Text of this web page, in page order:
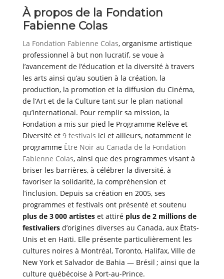
À propos de la Fondation
Fabienne Colas
La Fondation Fabienne Colas, organisme artistique
professionnel à but non lucratif, se voue à
l’avancement de l’éducation et la diversité à travers
les arts ainsi qu’au soutien à la création, la
production, la promotion et la diffusion du Cinéma,
de l’Art et de la Culture tant sur le plan national
qu’international. Pour remplir sa mission, la
Fondation a mis sur pied le Programme Relève et
Diversité et 9 festivals ici et ailleurs, notamment le
programme Être Noir au Canada de la Fondation
Fabienne Colas, ainsi que des programmes visant à
briser les barrières, à célébrer la diversité, à
favoriser la solidarité, la compréhension et
l’inclusion. Depuis sa création en 2005, ses
programmes et festivals ont présenté et soutenu
plus de 3 000 artisteset attiré plus de 2 millions de
festivaliersd’origines diverses au Canada, aux États-
Unis et en Haïti. Elle présente particulièrement les
cultures noires à Montréal, Toronto, Halifax, Ville de
New York et Salvador de Bahia — Brésil ; ainsi que la
culture québécoise à Port-au-Prince.